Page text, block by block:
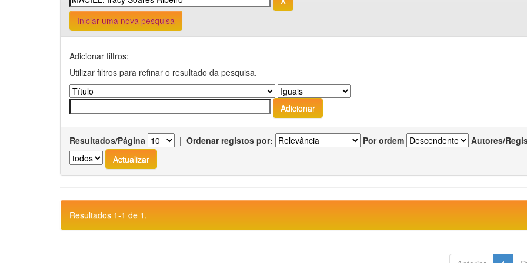
Iniciar uma nova pesquisa
Adicionar filtros:
Utilizar filtros para refinar o resultado da pesquisa.
Resultados/Página | Ordenar registos por: Por ordem Autores/
Resultados 1-1 de 1.